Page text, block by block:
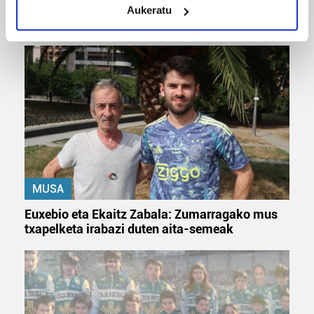
Identify your device by actively scanning it for
specific characteristics (fingerprinting)
Find out more about how your personal data is processed
and set your preferences in thedetails section.
Guk eta gure bazkideek zure datu pertsonalak
prozesatzen ditugu, zure IP zenbakia, besteak beste,
teknologia erabiliz, cookieak adibidez, iragarki eta eduki
pertsonalizatuak eskaintzeko, iragarkiak eta edukia
neurtzeko, jendeari buruzko informazioa biltzeko eta
produktuak garatzeko. Zure datuak nork eta zertarako
erabiltzen dituen hauta dezakezu.
Bazkide batzuek ez dizute baimenik eskatzen, eta beren
interes komertzial legitimoetan babesten dira. Ikusi gure
bazkideen zerrenda, beren ustez zein helburutarako
duten interes legitimoa eta horren aurka nola egin
dezakezun ikusteko.
Aukeratu
Odik berria ezagutzeko aukera 'KimiK' eta
MUSA
Euxebio eta Ekaitz Zabala: Zumarragako mus
txapelketa irabazi duten aita-semeak